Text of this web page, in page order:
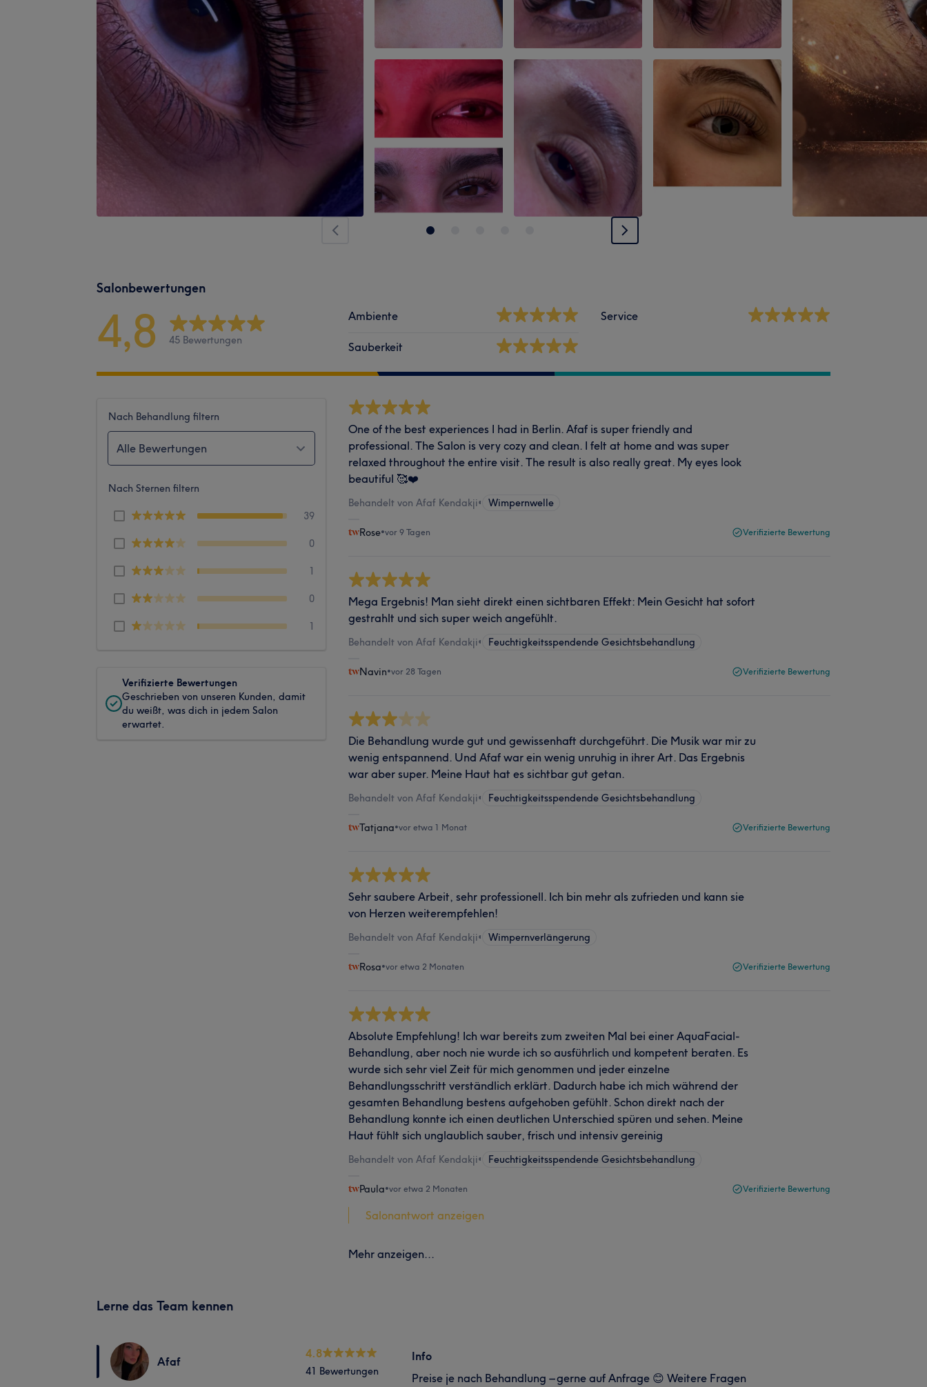
Salonbewertungen
4,8 45 Bewertungen
Ambiente
Sauberkeit
Service
Nach Behandlung filtern
Alle Bewertungen
Nach Sternen filtern
39
0
1
0
1
Verifizierte Bewertungen
Geschrieben von unseren Kunden, damit
du weißt, was dich in jedem Salon
erwartet.
One of the best experiences I had in Berlin. Afaf is super friendly and
professional. The Salon is very cozy and clean. I felt at home and was super
relaxed throughout the entire visit. The result is also really great. My eyes look
beautiful 🥰❤️
Behandelt von Afaf Kendakji• Wimpernwelle
Rose•vor 9 Tagen Verifizierte Bewertung
Mega Ergebnis! Man sieht direkt einen sichtbaren Effekt: Mein Gesicht hat sofort
gestrahlt und sich super weich angefühlt.
Behandelt von Afaf Kendakji• Feuchtigkeitsspendende Gesichtsbehandlung
Navin•vor 28 Tagen Verifizierte Bewertung
Die Behandlung wurde gut und gewissenhaft durchgeführt. Die Musik war mir zu
wenig entspannend. Und Afaf war ein wenig unruhig in ihrer Art. Das Ergebnis
war aber super. Meine Haut hat es sichtbar gut getan.
Behandelt von Afaf Kendakji• Feuchtigkeitsspendende Gesichtsbehandlung
Tatjana•vor etwa 1 Monat Verifizierte Bewertung
Sehr saubere Arbeit, sehr professionell. Ich bin mehr als zufrieden und kann sie
von Herzen weiterempfehlen!
Behandelt von Afaf Kendakji• Wimpernverlängerung
Rosa•vor etwa 2 Monaten Verifizierte Bewertung
Absolute Empfehlung! Ich war bereits zum zweiten Mal bei einer AquaFacial-
Behandlung, aber noch nie wurde ich so ausführlich und kompetent beraten. Es
wurde sich sehr viel Zeit für mich genommen und jeder einzelne
Behandlungsschritt verständlich erklärt. Dadurch habe ich mich während der
gesamten Behandlung bestens aufgehoben gefühlt. Schon direkt nach der
Behandlung konnte ich einen deutlichen Unterschied spüren und sehen. Meine
Haut fühlt sich unglaublich sauber, frisch und intensiv gereinig
Behandelt von Afaf Kendakji• Feuchtigkeitsspendende Gesichtsbehandlung
Paula•vor etwa 2 Monaten Verifizierte Bewertung
Salonantwort anzeigen
Mehr anzeigen...
Lerne das Team kennen
Afaf
4.8
41 Bewertungen
Info
Preise je nach Behandlung – gerne auf Anfrage 😊 Weitere Fragen